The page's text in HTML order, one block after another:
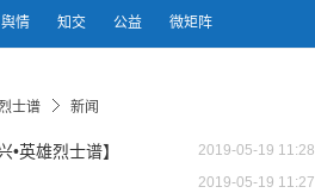
舆情 知交 公益 微矩阵
士谱 新闻
英雄烈士谱】 2019-05-19 11:28
2019-05-19 11:27